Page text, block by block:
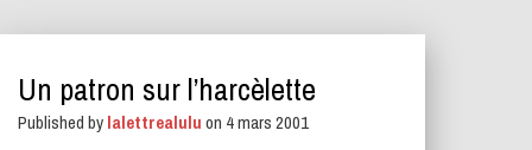
Un patron sur l’harcèlette
Published bylalettrealuluon 4 mars 2001